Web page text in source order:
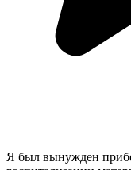
Я был вынужден